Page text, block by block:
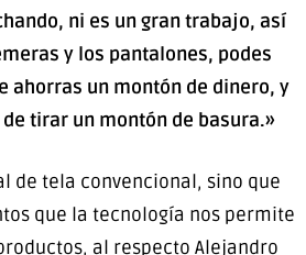
ni es un gran trabajo, así
y los pantalones, podes
ahorras un montón de dinero, y
tirar un montón de basura.»
de tela convencional, sino que
que la tecnología nos permite
al respecto Alejandro